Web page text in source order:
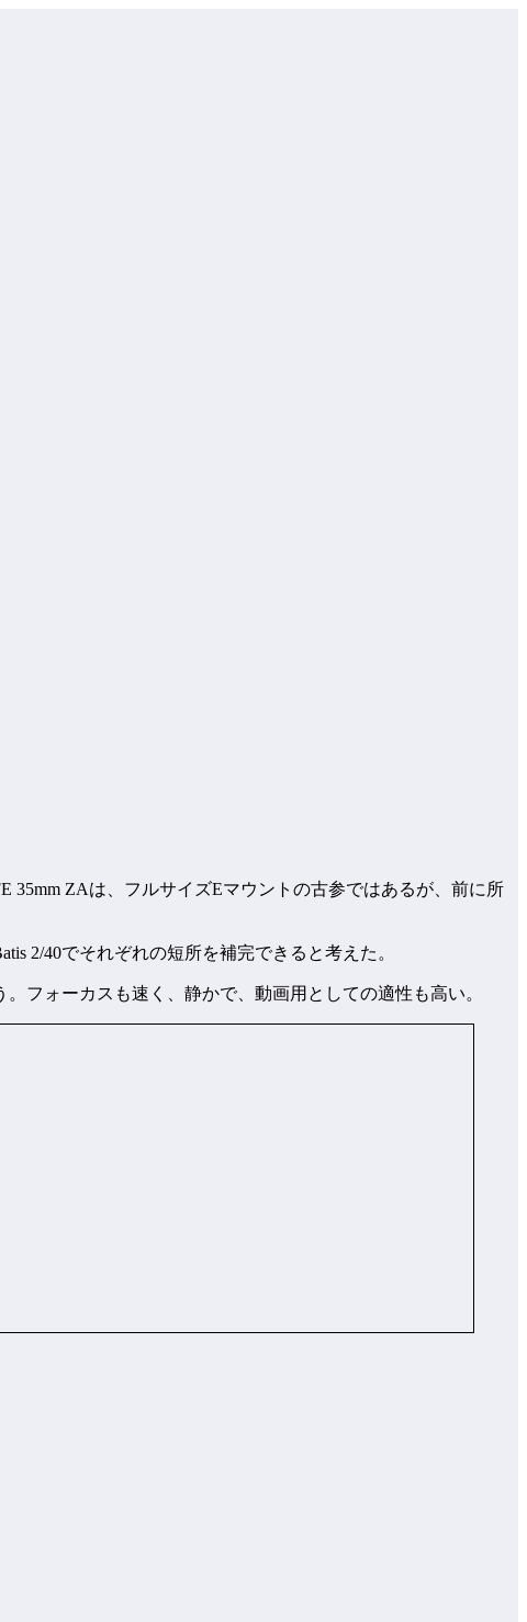
ZAは、フルサイズEマウントの古参ではあるが、前に所
2/40でそれぞれの短所を補完できると考えた。
フォーカスも速く、静かで、動画用としての適性も高い。